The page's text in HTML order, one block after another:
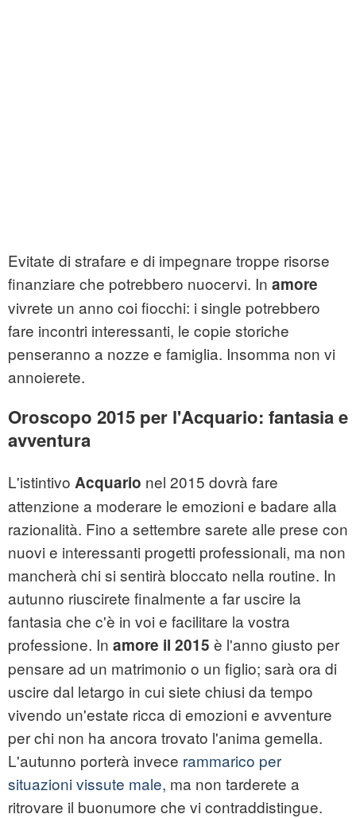
Evitate di strafare e di impegnare troppe risorse
finanziare che potrebbero nuocervi. In amore
vivrete un anno coi fiocchi: i single potrebbero
fare incontri interessanti, le copie storiche
penseranno a nozze e famiglia. Insomma non vi
annoierete.
Oroscopo 2015 per l'Acquario: fantasia e
avventura
L'istintivo Acquario nel 2015 dovrà fare
attenzione a moderare le emozioni e badare alla
razionalità. Fino a settembre sarete alle prese con
nuovi e interessanti progetti professionali, ma non
mancherà chi si sentirà bloccato nella routine. In
autunno riuscirete finalmente a far uscire la
fantasia che c'è in voi e facilitare la vostra
professione. In amore il 2015 è l'anno giusto per
pensare ad un matrimonio o un figlio; sarà ora di
uscire dal letargo in cui siete chiusi da tempo
vivendo un'estate ricca di emozioni e avventure
per chi non ha ancora trovato l'anima gemella.
L'autunno porterà invece rammarico per
situazioni vissute male, ma non tarderete a
ritrovare il buonumore che vi contraddistingue.